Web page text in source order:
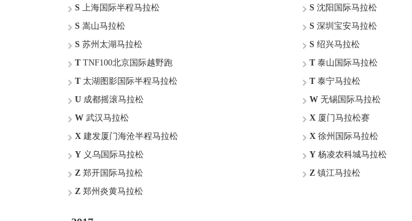
S 上海国际半程马拉松 S沈阳国际马拉松
S 嵩山马拉松 S深圳宝安马拉松
S 苏州太湖马拉松 S绍兴马拉松
TTNF100北京国际越野跑 T泰山国际马拉松
T太湖图影国际半程马拉松 T泰宁马拉松
U 成都摇滚马拉松 W无锡国际马拉松
W 武汉马拉松 X厦门马拉松赛
X 建发厦门海沧半程马拉松 X徐州国际马拉松
Y 义乌国际马拉松 Y杨凌农科城马拉松
Z 郑开国际马拉松 Z镇江马拉松
Z 郑州炎黄马拉松